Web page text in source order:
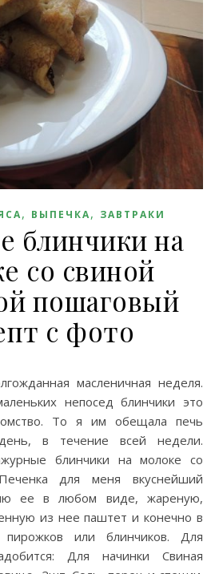
, ВЫПЕЧКА, ЗАВТРАКИ
блинчики на
со свиной
пошаговый
с фото
непосед блинчики это
То я им обещала печь
в течение всей недели.
блинчики на молоке со
для меня вкуснейший
ее в любом виде, жареную,
из нее паштет и конечно в
или блинчиков. Для
Для начинки Свиная